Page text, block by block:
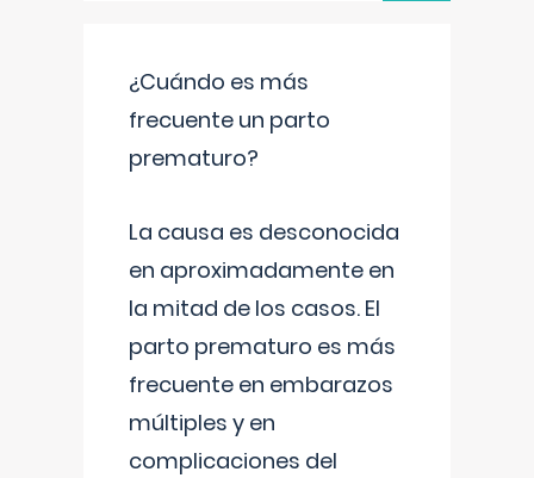
¿Cuándo es más
frecuente un parto
prematuro?
La causa es desconocida
en aproximadamente en
la mitad de los casos. El
parto prematuro es más
frecuente en embarazos
múltiples y en
complicaciones del